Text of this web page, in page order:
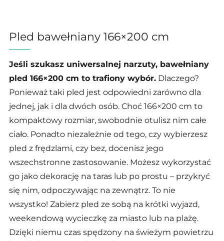
Pled bawełniany 166×200 cm
Jeśli szukasz uniwersalnej narzuty, bawełniany
pled 166×200 cm to trafiony wybór. Dlaczego?
Ponieważ taki pled jest odpowiedni zarówno dla
jednej, jak i dla dwóch osób. Choć 166×200 cm to
kompaktowy rozmiar, swobodnie otulisz nim całe
ciało. Ponadto niezależnie od tego, czy wybierzesz
pled z frędzlami, czy bez, docenisz jego
wszechstronne zastosowanie. Możesz wykorzystać
go jako dekorację na taras lub po prostu – przykryć
się nim, odpoczywając na zewnątrz. To nie
wszystko! Zabierz pled ze sobą na krótki wyjazd,
weekendową wycieczkę za miasto lub na plażę.
Dzięki niemu czas spędzony na świeżym powietrzu